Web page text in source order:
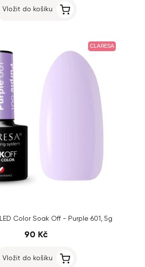
Vložit do košíku
CLARESA
Color Soak Off - Purple 601, 5g
90 Kč
Vložit do košíku